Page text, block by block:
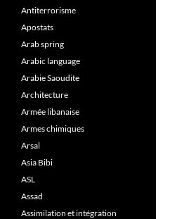
Antiterrorisme
Apostats
Arab spring
Arabic language
Arabie Saoudite
Architecture
Armée libanaise
Armes chimiques
Arsal
Asia Bibi
ASL
Assad
Assimilation et intégration